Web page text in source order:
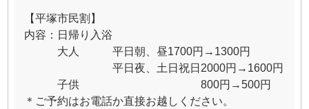
【平塚市民割】
内容：日帰り入浴
大人 平日朝、昼1700円→1300円
平日夜、土日祝日2000円→1600円
子供 800円→500円
＊ご予約はお電話か直接お越しください。